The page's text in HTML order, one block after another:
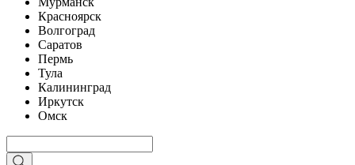
Красноярск
Волгоград
Саратов
Пермь
Тула
Калининград
Иркутск
Омск